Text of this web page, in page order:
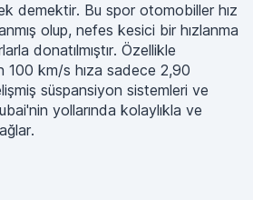
demektir. Bu spor otomobiller hız
olup, nefes kesici bir hızlanma
donatılmıştır. Özellikle
100 km/s hıza sadece 2,90
süspansiyon sistemleri ve
yollarında kolaylıkla ve